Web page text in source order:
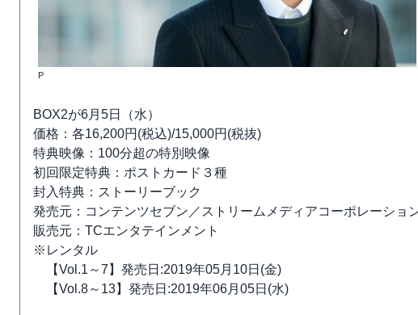
P
BOX2が6月5日（水）
価格：各16,200円(税込)/15,000円(税抜)
特典映像：100分超の特別映像
初回限定特典：ポストカード３種
封入特典：ストーリーブック
発売元：コンテンツセブン／ストリームメディアコーポレーショ
販売元：TCエンタテインメント
※レンタル
【Vol.1～7】発売日:2019年05月10日(金)
【Vol.8～13】発売日:2019年06月05日(水)